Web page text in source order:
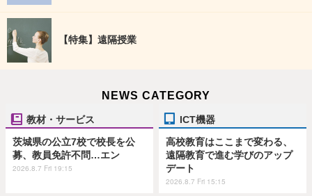
【特集】遠隔授業
NEWS CATEGORY
教材・サービス
茨城県の公立7校で校長を公
募、教員免許不問…エン
2026.8.7 Fri 19:15
ICT機器
高校教育はここまで変わる、
遠隔教育で進む学びのアップ
デート
2026.8.7 Fri 15:15